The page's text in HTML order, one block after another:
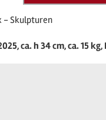
- Skulpturen
ca. h 34 cm, ca. 15